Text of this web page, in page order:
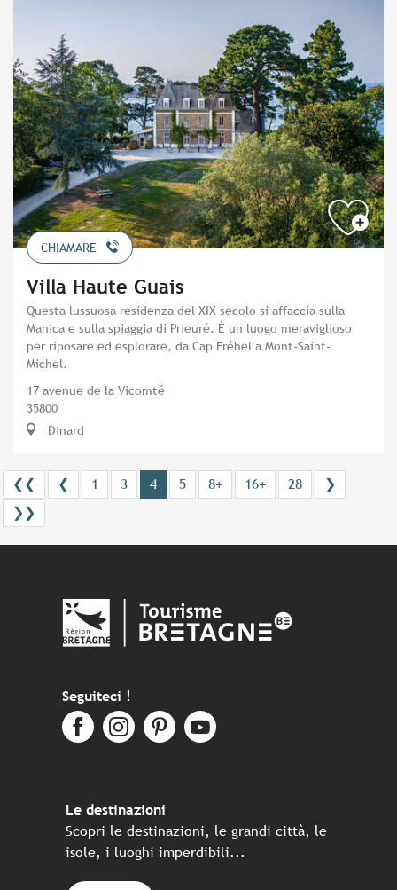
CHIAMARE
Villa Haute Guais
Questa lussuosa residenza del XIX secolo si affaccia sulla
Manica e sulla spiaggia di Prieuré. È un luogo meraviglioso
per riposare ed esplorare, da Cap Fréhel a Mont-Saint-
Michel.
17 avenue de la Vicomté
35800
Dinard
❮❮ ❮ 1 3 4 5 8+ 16+ 28
❯
❯❯
Seguiteci !
Le destinazioni
Scopri le destinazioni, le grandi città, le
isole, i luoghi imperdibili...